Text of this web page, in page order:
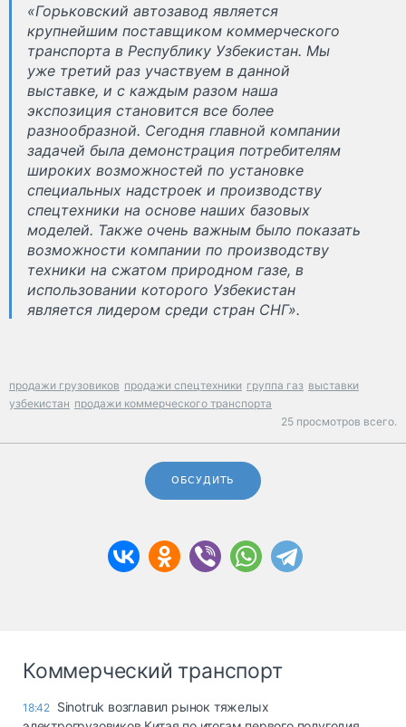
«Горьковский автозавод является
крупнейшим поставщиком коммерческого
транспорта в Республику Узбекистан. Мы
уже третий раз участвуем в данной
выставке, и с каждым разом наша
экспозиция становится все более
разнообразной. Сегодня главной компании
задачей была демонстрация потребителям
широких возможностей по установке
специальных надстроек и производству
спецтехники на основе наших базовых
моделей. Также очень важным было показать
возможности компании по производству
техники на сжатом природном газе, в
использовании которого Узбекистан
является лидером среди стран СНГ».
продажи грузовиков продажи спецтехники группа газ выставки
узбекистан продажи коммерческого транспорта
25 просмотров всего.
ОБСУДИТЬ
Коммерческий транспорт
18:42 Sinotruk возглавил рынок тяжелых